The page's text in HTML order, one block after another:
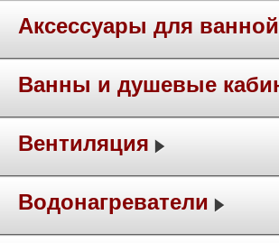
Аксессуары для
Ванны и душевые
Вентиляция
Водонагреватели